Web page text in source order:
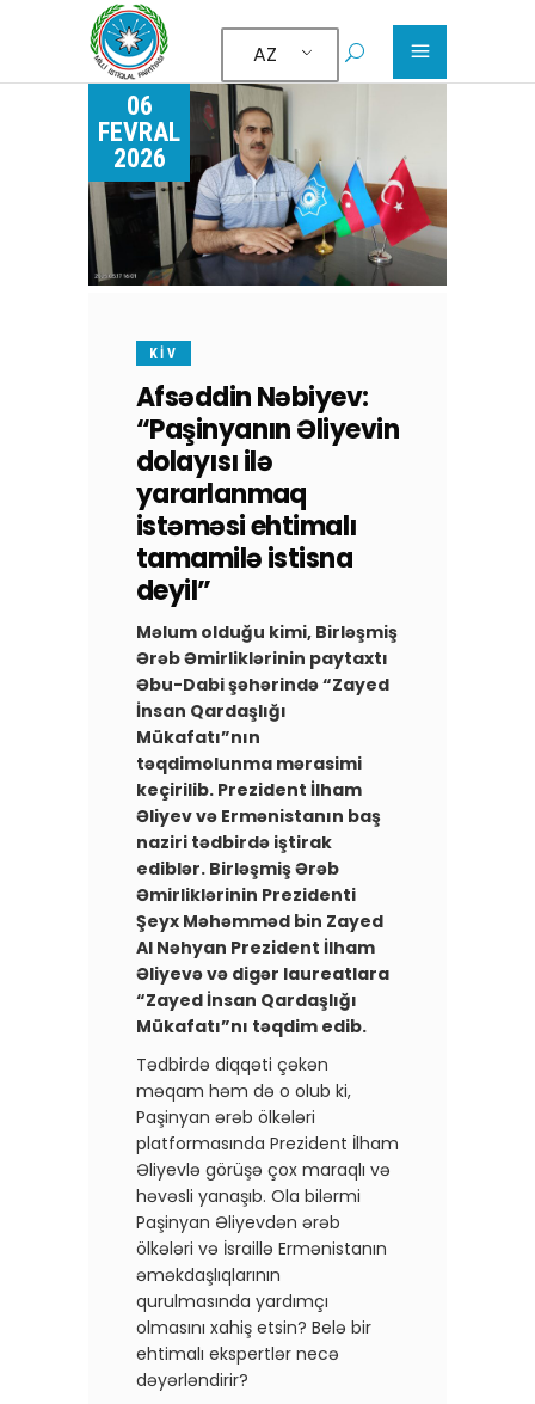
AZ
06
FEVRAL
2026
KİV
Afsəddin Nəbiyev:
“Paşinyanın Əliyevin
dolayısı ilə
yararlanmaq
istəməsi ehtimalı
tamamilə istisna
deyil”
Məlum olduğu kimi, Birləşmiş
Ərəb Əmirliklərinin paytaxtı
Əbu-Dabi şəhərində “Zayed
İnsan Qardaşlığı
Mükafatı”nın
təqdimolunma mərasimi
keçirilib. Prezident İlham
Əliyev və Ermənistanın baş
naziri tədbirdə iştirak
ediblər. Birləşmiş Ərəb
Əmirliklərinin Prezidenti
Şeyx Məhəmməd bin Zayed
Al Nəhyan Prezident İlham
Əliyevə və digər laureatlara
“Zayed İnsan Qardaşlığı
Mükafatı”nı təqdim edib.
Tədbirdə diqqəti çəkən
məqam həm də o olub ki,
Paşinyan ərəb ölkələri
platformasında Prezident İlham
Əliyevlə görüşə çox maraqlı və
həvəsli yanaşıb. Ola bilərmi
Paşinyan Əliyevdən ərəb
ölkələri və İsraillə Ermənistanın
əməkdaşlıqlarının
qurulmasında yardımçı
olmasını xahiş etsin? Belə bir
ehtimalı ekspertlər necə
dəyərləndirir?